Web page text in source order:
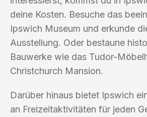
deine Kosten. Besuche das
Ipswich Museum und erkunde
Ausstellung. Oder bestaune
Bauwerke wie das Tudor-
Christchurch Mansion.
Darüber hinaus bietet Ipswich
an Freizeitaktivitäten für jeden